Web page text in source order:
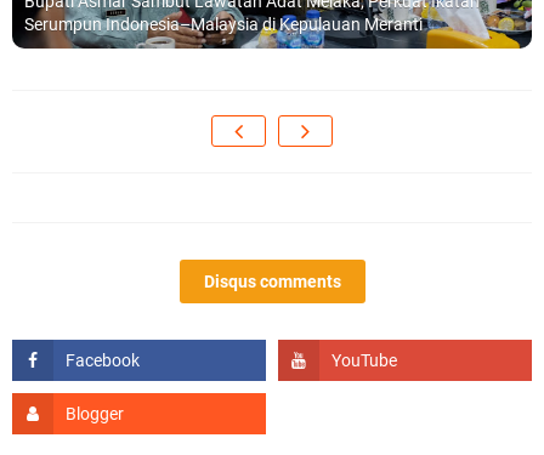
Serumpun Indonesia–Malaysia di Kepulauan Meranti
Disqus comments